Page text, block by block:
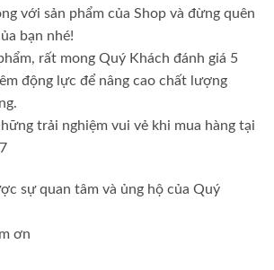
với sản phẩm của Shop và đừng quên
bạn nhé!
rất mong Quý Khách đánh giá 5
động lực để nâng cao chất lượng
trải nghiệm vui vẻ khi mua hàng tại
sự quan tâm và ủng hộ của Quý
ơn